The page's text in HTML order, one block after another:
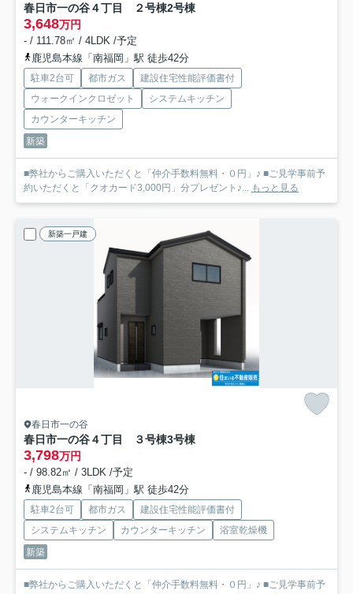
春日市一の谷４丁目 ２号棟2号棟
3,648万円
- / 111.78㎡ / 4LDK /予定
鹿児島本線「南福岡」駅 徒歩42分
駐車2台可 都市ガス
建設住宅性能評価書付
ウォークインクロゼット
システムキッチン
カウンターキッチン
新築
■弊社からご購入いただくと「仲介手数料無料・０円」♪ ■ご見学事前予
約いただくと「クオカード3,000円」分プレゼント♪... もっと見る
新築一戸建
春日市一の谷
春日市一の谷４丁目 ３号棟3号棟
3,798万円
- / 98.82㎡ / 3LDK /予定
鹿児島本線「南福岡」駅 徒歩42分
駐車2台可 都市ガス
建設住宅性能評価書付
システムキッチン
カウンターキッチン
浴室乾燥機
新築
■弊社からご購入いただくと「仲介手数料無料・０円」♪ ■ご見学事前予